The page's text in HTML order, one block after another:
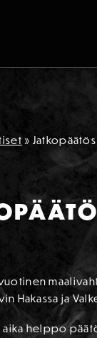
»
Hakassa ja
aika helppo